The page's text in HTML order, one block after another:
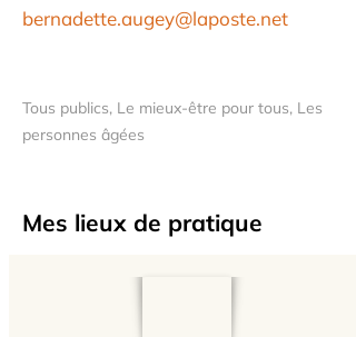
bernadette.augey@laposte.net
Tous publics, Le mieux-être pour tous, Les
personnes âgées
Mes lieux de pratique